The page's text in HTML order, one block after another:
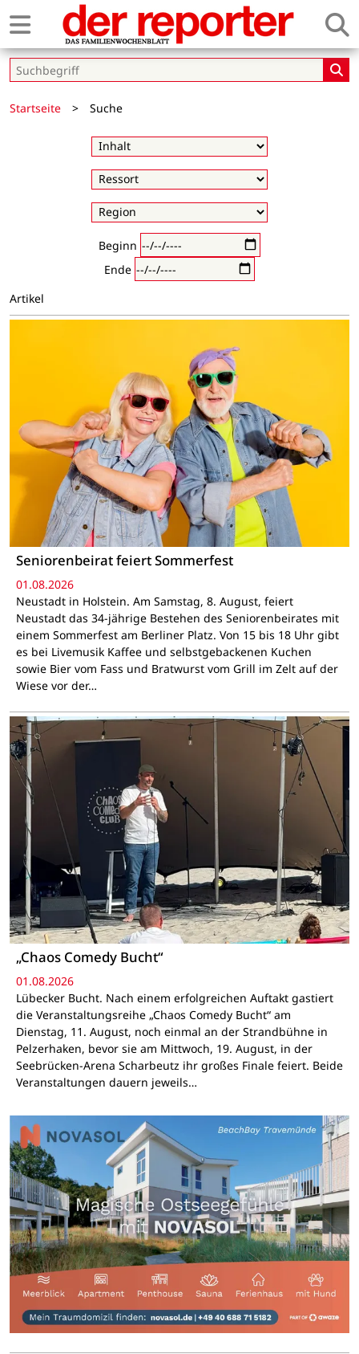
Startseite > Suche
Beginn
Ende
Artikel
Seniorenbeirat feiert Sommerfest
01.08.2026
Neustadt in Holstein. Am Samstag, 8. August, feiert
Neustadt das 34-jährige Bestehen des Seniorenbeirates mit
einem Sommerfest am Berliner Platz. Von 15 bis 18 Uhr gibt
es bei Livemusik Kaffee und selbstgebackenen Kuchen
sowie Bier vom Fass und Bratwurst vom Grill im Zelt auf der
Wiese vor der…
„Chaos Comedy Bucht“
01.08.2026
Lübecker Bucht. Nach einem erfolgreichen Auftakt gastiert
die Veranstaltungsreihe „Chaos Comedy Bucht“ am
Dienstag, 11. August, noch einmal an der Strandbühne in
Pelzerhaken, bevor sie am Mittwoch, 19. August, in der
Seebrücken-Arena Scharbeutz ihr großes Finale feiert. Beide
Veranstaltungen dauern jeweils…